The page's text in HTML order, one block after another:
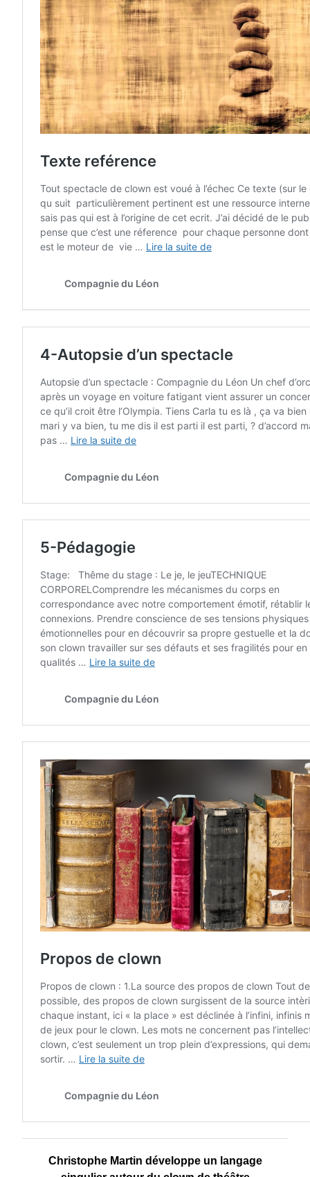
Christophe Martin développe un langage